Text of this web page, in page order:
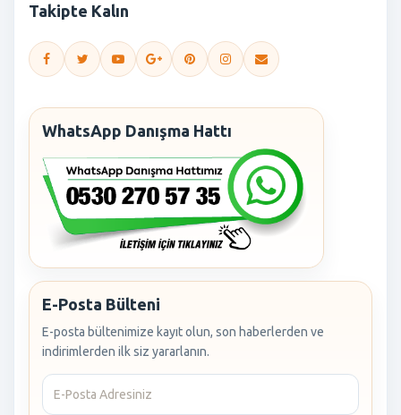
Takipte Kalın
WhatsApp Danışma Hattı
E-Posta Bülteni
E-posta bültenimize kayıt olun, son haberlerden ve
indirimlerden ilk siz yararlanın.